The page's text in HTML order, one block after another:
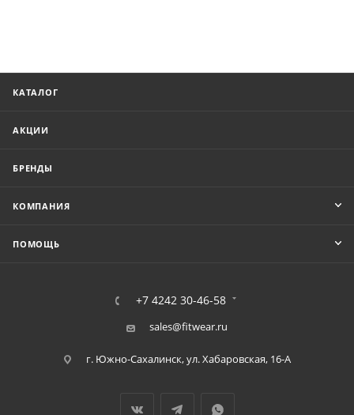
КАТАЛОГ
АКЦИИ
БРЕНДЫ
КОМПАНИЯ
ПОМОЩЬ
+7 4242 30-46-58
sales@fitwear.ru
г. Южно-Сахалинск, ул. Хабаровская, 16-А